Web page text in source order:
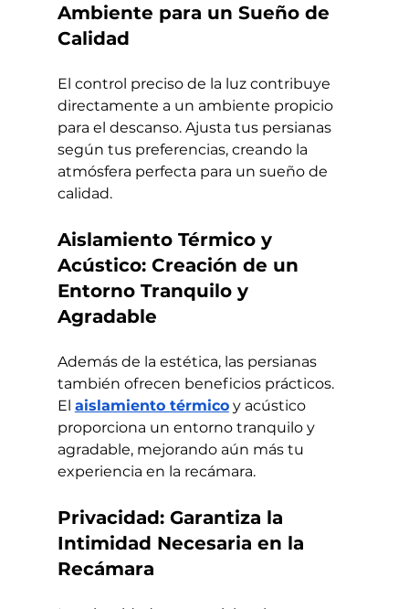
Ambiente para un Sueño de
Calidad
El control preciso de la luz contribuye
directamente a un ambiente propicio
para el descanso. Ajusta tus persianas
según tus preferencias, creando la
atmósfera perfecta para un sueño de
calidad.
Aislamiento Térmico y
Acústico: Creación de un
Entorno Tranquilo y
Agradable
Además de la estética, las persianas
también ofrecen beneficios prácticos.
El aislamiento térmico y acústico
proporciona un entorno tranquilo y
agradable, mejorando aún más tu
experiencia en la recámara.
Privacidad: Garantiza la
Intimidad Necesaria en la
Recámara